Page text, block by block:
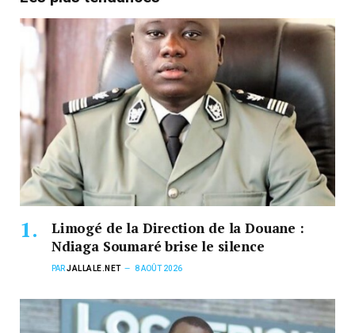
Limogé de la Direction de la Douane :
Ndiaga Soumaré brise le silence
PARJALLALE.NET 8 AOÛT 2026